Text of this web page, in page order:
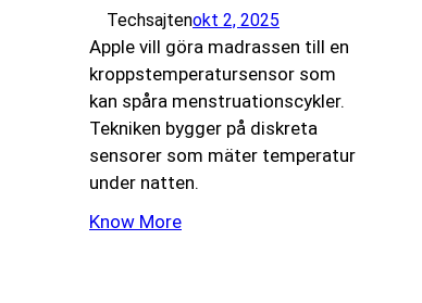
Techsajtenokt 2, 2025
Apple vill göra madrassen till en
kroppstemperatursensor som
kan spåra menstruationscykler.
Tekniken bygger på diskreta
sensorer som mäter temperatur
under natten.
Know More